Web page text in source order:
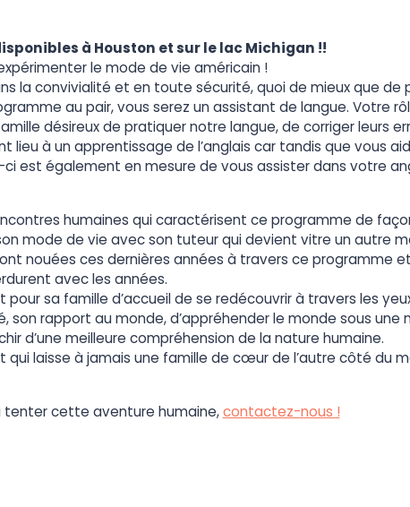
à Houston et sur le lac Michigan !!
le mode de vie américain !
la convivialité et en toute sécurité, quoi de mieux que de
au pair, vous serez un assistant de langue. Votre
désireux de pratiquer notre langue, de corriger leurs
à un apprentissage de l’anglais car tandis que vous
est également en mesure de vous assister dans votre
humaines qui caractérisent ce programme de
mode de vie avec son tuteur qui devient vitre un autre
nouées ces dernières années à travers ce programme
avec les années.
pour sa famille d’accueil de se redécouvrir à travers les
rapport au monde, d’appréhender le monde sous une
d’une meilleure compréhension de la nature humaine.
qui laisse à jamais une famille de cœur de l’autre côté du
tenter cette aventure humaine,contactez-nous !